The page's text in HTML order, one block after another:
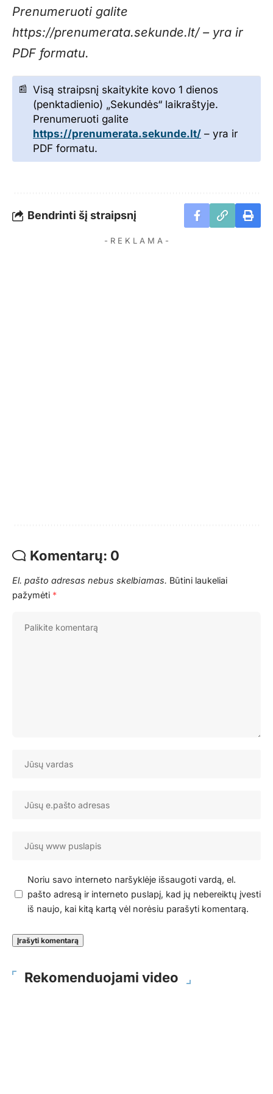
Prenumeruoti galite
https://prenumerata.sekunde.lt/ – yra ir
PDF formatu.
Visą straipsnį skaitykite kovo 1 dienos
(penktadienio) „Sekundės“ laikraštyje.
Prenumeruoti galite
https://prenumerata.sekunde.lt/ – yra ir
PDF formatu.
Bendrinti šį straipsnį
- R E K L A M A -
Komentarų: 0
El. pašto adresas nebus skelbiamas. Būtini laukeliai
pažymėti *
Noriu savo interneto naršyklėje išsaugoti vardą, el.
pašto adresą ir interneto puslapį, kad jų nebereiktų įvesti
iš naujo, kai kitą kartą vėl norėsiu parašyti komentarą.
Rekomenduojami video